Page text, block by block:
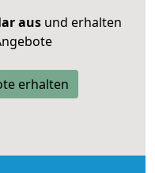
ausund erhalten
erhalten